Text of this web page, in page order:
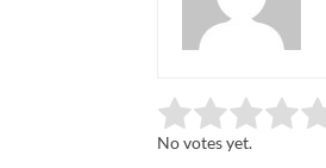
Rate this item:
No votes yet.